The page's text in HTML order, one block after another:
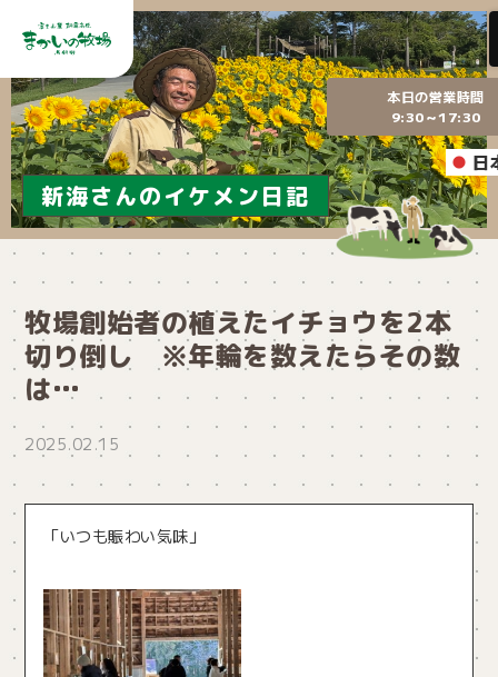
日
本日の営業時間
9:30～17:30
新海さんのイケメン日記
牧場創始者の植えたイチョウを2本
切り倒し ※年輪を数えたらその数
は…
2025.02.15
「いつも賑わい気味」